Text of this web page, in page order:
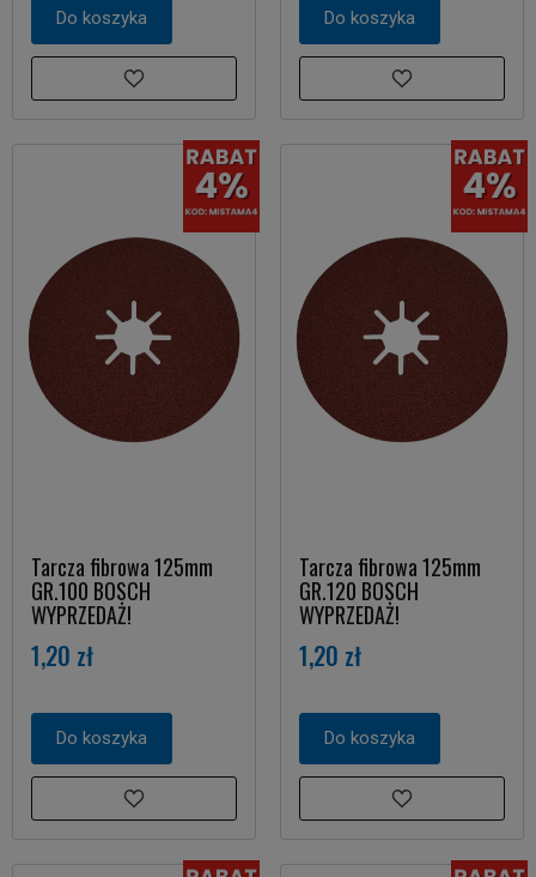
Do koszyka Do koszyka
Tarcza fibrowa 125mm
GR.100 BOSCH
WYPRZEDAŻ!
1,20 zł
Do koszyka
Tarcza fibrowa 125mm
GR.120 BOSCH
WYPRZEDAŻ!
1,20 zł
Do koszyka